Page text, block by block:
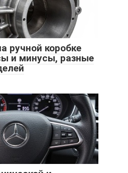
ручной коробке
и минусы, разные